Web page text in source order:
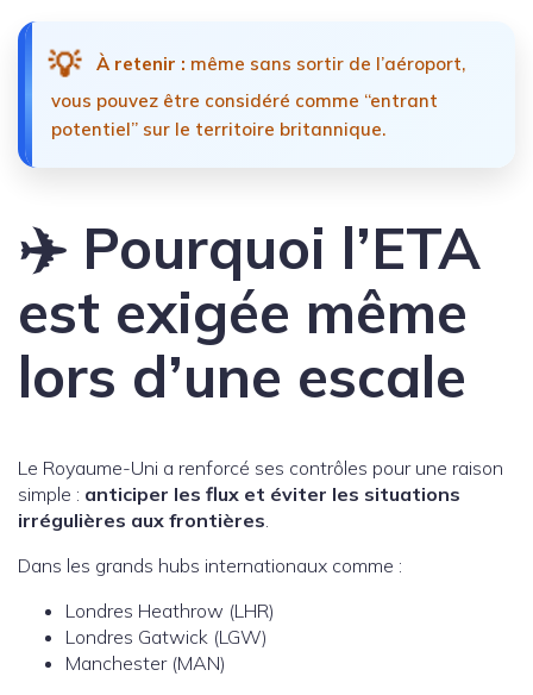
💡 À retenir : même sans sortir de l’aéroport,
vous pouvez être considéré comme “entrant
potentiel” sur le territoire britannique.
✈️ Pourquoi l’ETA
est exigée même
lors d’une escale
Le Royaume-Uni a renforcé ses contrôles pour une raison
simple : anticiper les flux et éviter les situations
irrégulières aux frontières.
Dans les grands hubs internationaux comme :
Londres Heathrow (LHR)
Londres Gatwick (LGW)
Manchester (MAN)